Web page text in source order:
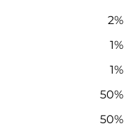
2%
1%
1%
50%
50%